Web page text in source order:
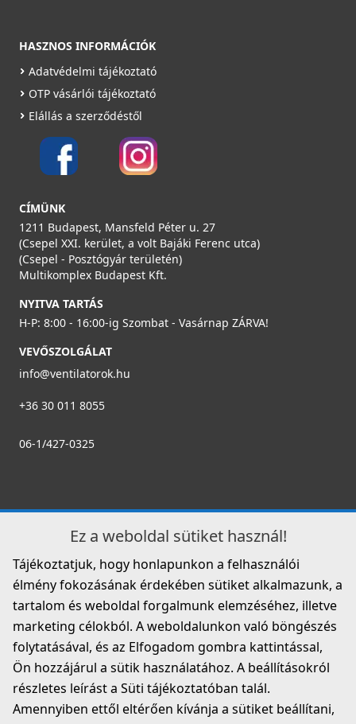
AERAULIQA KORB 75 'O' gyűrű DN75/63 mm (10 db)
000060
Saját raktárunkban
AERAULIQA KCLFLB 75/63 kék színű csőrögzítő
Részletek
AERAULIQA 90°-os könyök DN75/63mm
001538
8 390 Ft
HASZNOS INFORMÁCIÓK
Adatvédelmi tájékoztató
OTP vásárlói tájékoztató
Elállás a szerződéstől
CÍMÜNK
1211 Budapest, Mansfeld Péter u. 27
(Csepel XXI. kerület, a volt Bajáki Ferenc utca)
(Csepel - Posztógyár területén)
Multikomplex Budapest Kft.
NYITVA TARTÁS
H-P: 8:00 - 16:00-ig Szombat - Vasárnap ZÁRVA!
VEVŐSZOLGÁLAT
info@ventilatorok.hu
+36 30 011 8055
06-1/427-0325
Ez a weboldal sütiket használ!
Tájékoztatjuk, hogy honlapunkon a felhasználói
élmény fokozásának érdekében sütiket alkalmazunk, a
tartalom és weboldal forgalmunk elemzéséhez, illetve
marketing célokból. A weboldalunkon való böngészés
folytatásával, és az Elfogadom gombra kattintással,
Ön hozzájárul a sütik használatához. A beállításokról
részletes leírást a Süti tájékoztatóban talál.
Amennyiben ettől eltérően kívánja a sütiket beállítani,